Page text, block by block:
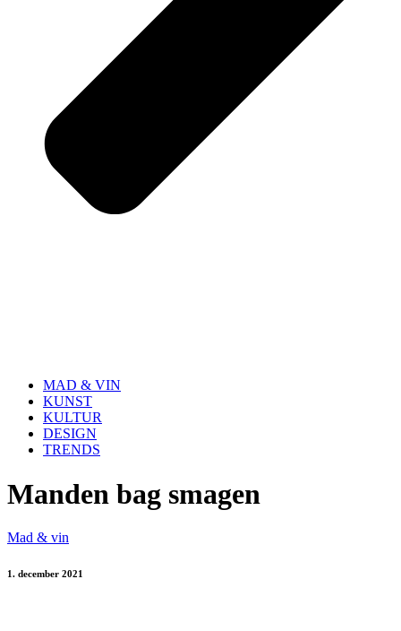
MAD & VIN
KUNST
KULTUR
DESIGN
TRENDS
Manden bag smagen
Mad & vin
1. december 2021